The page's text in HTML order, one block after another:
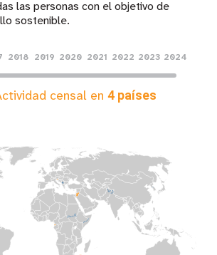
las personas con el objetivo de
sostenible.
2018 2019 2020 2021 2022 2023 2024
censal en 4países